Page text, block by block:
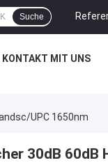
Suche
KONTAKT MIT UNS
UPC 1650nm
30dB 60dB